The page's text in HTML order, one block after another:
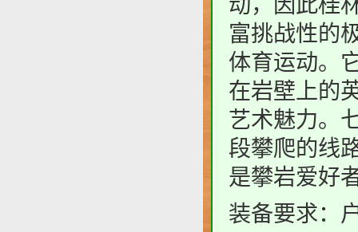
富挑战性的
体育运动。
在岩壁上的
艺术魅力。
段攀爬的线
是攀岩爱好
装备要求：